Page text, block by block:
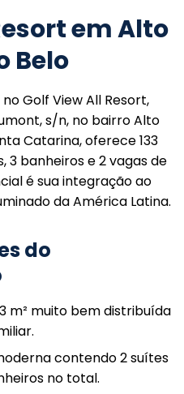
em Alto
Belo
Golf View All Resort,
s/n, no bairro Alto
Catarina, oferece 133
3 banheiros e 2 vagas de
é sua integração ao
da América Latina.
do
m² muito bem distribuída
contendo 2 suítes
no total.